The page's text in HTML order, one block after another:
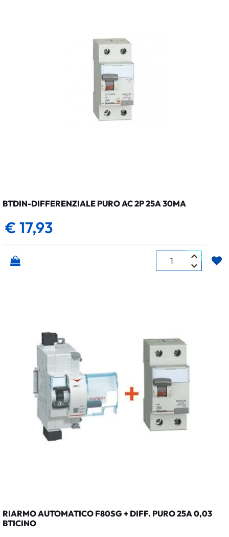
BTDIN-DIFFERENZIALE PURO AC 2P 25A 30MA
€ 17,93
Quantità
RIARMO AUTOMATICO F80SG + DIFF. PURO 25A 0,03
BTICINO